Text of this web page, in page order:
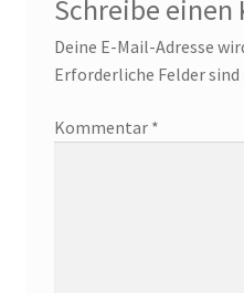
Schreibe
Deine E-Mail-Adresse
Erforderliche Felder
Kommentar *